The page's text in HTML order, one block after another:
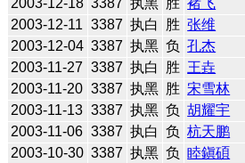
2003-12-11 3387 执白 胜 张维
2003-12-04 3387 执黑 负 孔杰
2003-11-27 3387 执白 胜 王垚
2003-11-20 3387 执黑 胜 宋雪林
2003-11-13 3387 执黑 负 胡耀宇
2003-11-06 3387 执白 负 杭天鹏
2003-10-30 3387 执黑 负 睦鎭碩